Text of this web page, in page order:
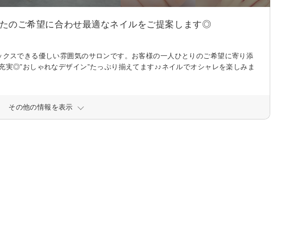
のご希望に合わせ最適なネイルをご提案します◎
スできる優しい雰囲気のサロンです。お客様の一人ひとりのご希望に寄り添
実◎”おしゃれなデザイン”たっぷり揃えてます♪♪ネイルでオシャレを楽しみま
その他の情報を表示